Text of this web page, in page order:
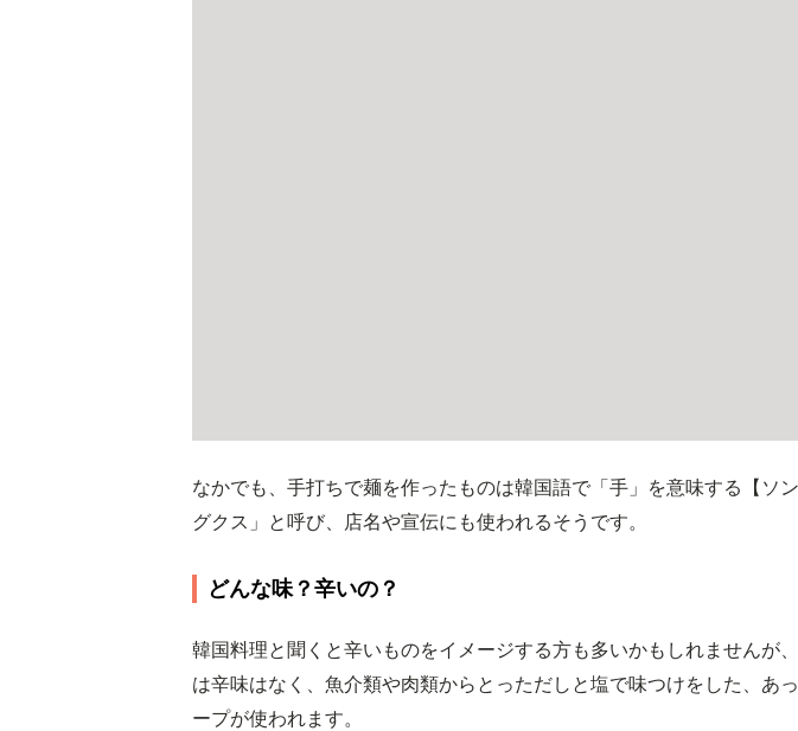
なかでも、手打ちで麺を作ったものは韓国語で「手」を意味する【ソ
グクス」と呼び、店名や宣伝にも使われるそうです。
どんな味？辛いの？
韓国料理と聞くと辛いものをイメージする方も多いかもしれませんが
は辛味はなく、魚介類や肉類からとっただしと塩で味つけをした、あ
ープが使われます。